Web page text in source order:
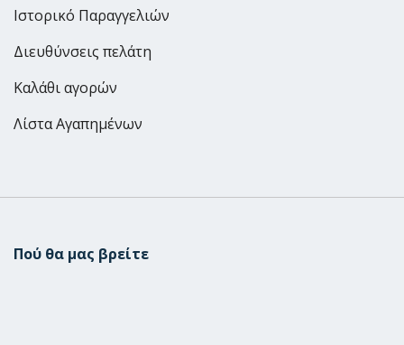
Ιστορικό Παραγγελιών
Διευθύνσεις πελάτη
Καλάθι αγορών
Λίστα Αγαπημένων
Πού θα μας βρείτε